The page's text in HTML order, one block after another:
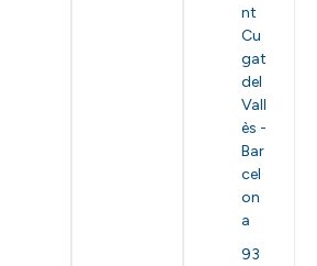
nt
Cu
gat
del
Vall
ès -
Bar
cel
on
a
93